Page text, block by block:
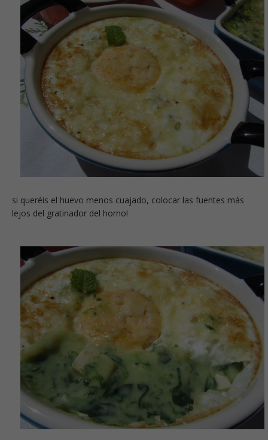
si queréis el huevo menos cuajado, colocar las fuentes más
lejos del gratinador del horno!